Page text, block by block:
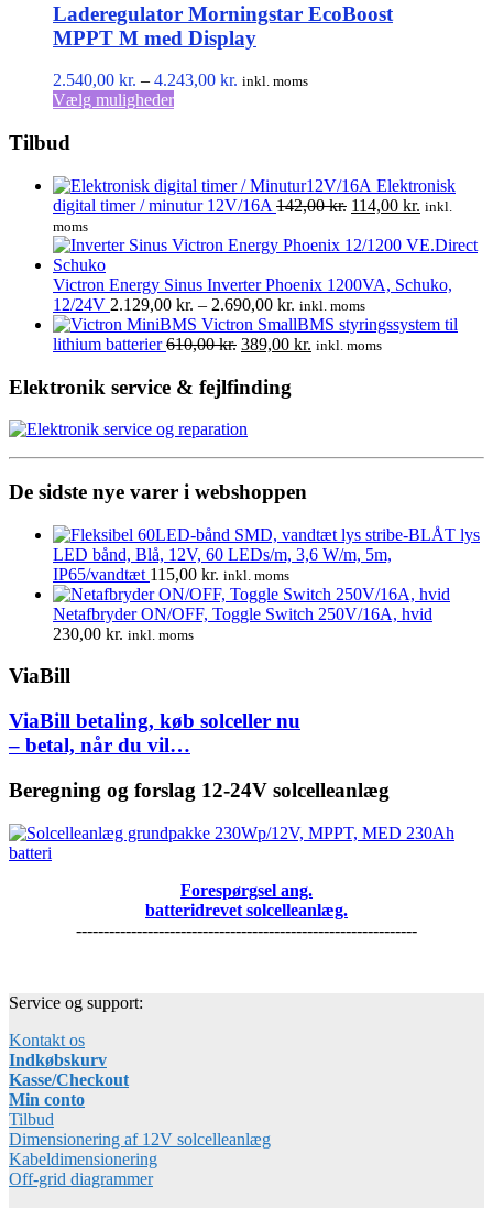
Laderegulator Morningstar EcoBoost
MPPT M med Display
2.540,00 kr. – 4.243,00 kr. Prisinterval:
inkl. moms
Vælg mulighederDette
varianter.
Mulighederne
kan
vælges
på
varesiden
Tilbud
Elektronisk
digital timer / minutur 12V/16A 142,00kr. Den
pris
142,00 kr..
114,00 kr. Den
pris
114,00 kr..
inkl.
moms
Victron Energy Sinus Inverter Phoenix 1200VA, Schuko,
12/24V 2.129,00 kr. – 2.690,00 kr. Prisinterval:
2.129,00 kr.
til
inkl. moms
Victron SmallBMS styringssystem til
lithium batterier 610,00kr. Den
pris
610,00 kr..
389,00 kr. Den
inkl. moms
Elektronik service & fejlfinding
De sidste nye varer i webshoppen
LED bånd, Blå, 12V, 60 LEDs/m, 3,6 W/m, 5m,
IP65/vandtæt 115,00 kr. inkl. moms
Netafbryder ON/OFF, Toggle Switch 250V/16A, hvid
230,00 kr. inkl. moms
ViaBill
ViaBill betaling, køb solceller nu
– betal, når du vil…
Beregning og forslag 12-24V solcelleanlæg
Forespørgsel ang.
batteridrevet solcelleanlæg.
--------------------------------------------------------------
Service og support:
Kontakt os
Indkøbskurv
Kasse/Checkout
Min conto
Tilbud
Dimensionering af 12V solcelleanlæg
Kabeldimensionering
Off-grid diagrammer